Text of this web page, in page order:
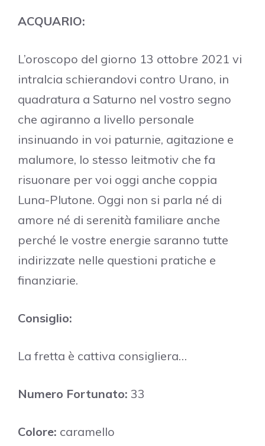
ACQUARIO:
L’oroscopo del giorno 13 ottobre 2021 vi
intralcia schierandovi contro Urano, in
quadratura a Saturno nel vostro segno
che agiranno a livello personale
insinuando in voi paturnie, agitazione e
malumore, lo stesso leitmotiv che fa
risuonare per voi oggi anche coppia
Luna-Plutone. Oggi non si parla né di
amore né di serenità familiare anche
perché le vostre energie saranno tutte
indirizzate nelle questioni pratiche e
finanziarie.
Consiglio:
La fretta è cattiva consigliera…
Numero Fortunato: 33
Colore: caramello